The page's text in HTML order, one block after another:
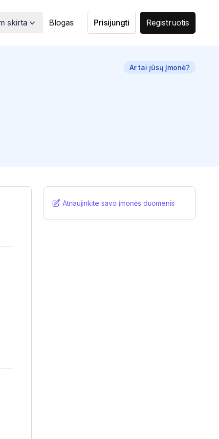
skirta Blogas Prisijungti Registruotis
Ar tai jūsų įmonė?
Atnaujinkite savo įmonės duomenis